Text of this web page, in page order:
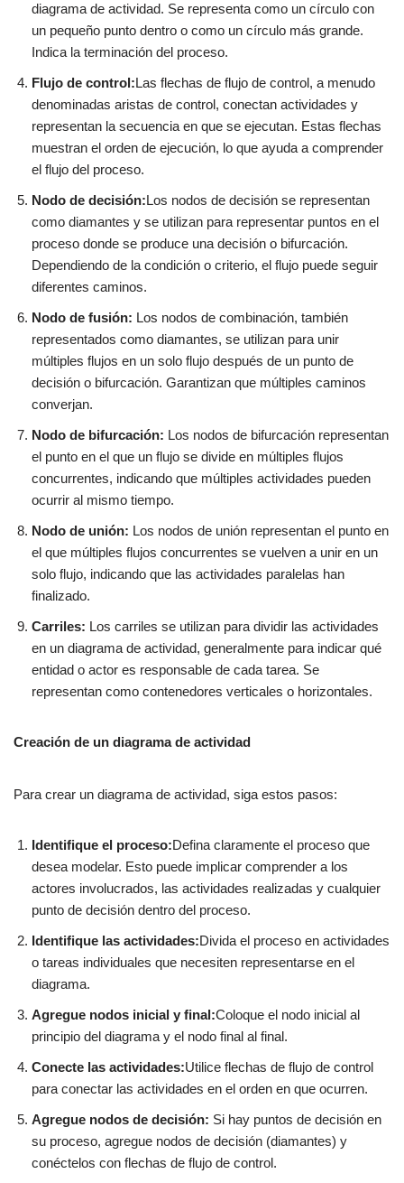
diagrama de actividad. Se representa como un círculo con
un pequeño punto dentro o como un círculo más grande.
Indica la terminación del proceso.
Flujo de control:Las flechas de flujo de control, a menudo
denominadas aristas de control, conectan actividades y
representan la secuencia en que se ejecutan. Estas flechas
muestran el orden de ejecución, lo que ayuda a comprender
el flujo del proceso.
Nodo de decisión:Los nodos de decisión se representan
como diamantes y se utilizan para representar puntos en el
proceso donde se produce una decisión o bifurcación.
Dependiendo de la condición o criterio, el flujo puede seguir
diferentes caminos.
Nodo de fusión: Los nodos de combinación, también
representados como diamantes, se utilizan para unir
múltiples flujos en un solo flujo después de un punto de
decisión o bifurcación. Garantizan que múltiples caminos
converjan.
Nodo de bifurcación: Los nodos de bifurcación representan
el punto en el que un flujo se divide en múltiples flujos
concurrentes, indicando que múltiples actividades pueden
ocurrir al mismo tiempo.
Nodo de unión: Los nodos de unión representan el punto en
el que múltiples flujos concurrentes se vuelven a unir en un
solo flujo, indicando que las actividades paralelas han
finalizado.
Carriles: Los carriles se utilizan para dividir las actividades
en un diagrama de actividad, generalmente para indicar qué
entidad o actor es responsable de cada tarea. Se
representan como contenedores verticales o horizontales.
Creación de un diagrama de actividad
Para crear un diagrama de actividad, siga estos pasos:
Identifique el proceso:Defina claramente el proceso que
desea modelar. Esto puede implicar comprender a los
actores involucrados, las actividades realizadas y cualquier
punto de decisión dentro del proceso.
Identifique las actividades:Divida el proceso en actividades
o tareas individuales que necesiten representarse en el
diagrama.
Agregue nodos inicial y final:Coloque el nodo inicial al
principio del diagrama y el nodo final al final.
Conecte las actividades:Utilice flechas de flujo de control
para conectar las actividades en el orden en que ocurren.
Agregue nodos de decisión: Si hay puntos de decisión en
su proceso, agregue nodos de decisión (diamantes) y
conéctelos con flechas de flujo de control.